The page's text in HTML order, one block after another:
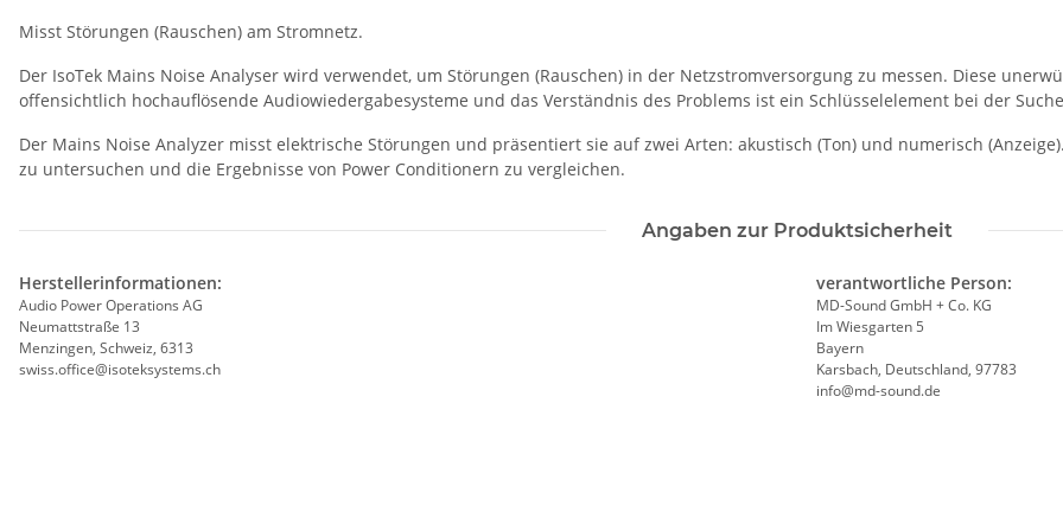
Misst Störungen (Rauschen) am Stromnetz.
Der IsoTek Mains Noise Analyser wird verwendet, um Störungen (Rauschen) in der Netzstromversorgung zu messen. Diese
offensichtlich hochauflösende Audiowiedergabesysteme und das Verständnis des Problems ist ein Schlüsselelement bei der
Der Mains Noise Analyzer misst elektrische Störungen und präsentiert sie auf zwei Arten: akustisch (Ton) und numerisch
zu untersuchen und die Ergebnisse von Power Conditionern zu vergleichen.
Angaben zur Produktsicherheit
Herstellerinformationen:
Audio Power Operations AG
Neumattstraße 13
Menzingen, Schweiz, 6313
swiss.office@isoteksystems.ch
verantwortliche Person:
MD-Sound GmbH + Co. KG
Im Wiesgarten 5
Bayern
Karsbach, Deutschland, 97783
info@md-sound.de